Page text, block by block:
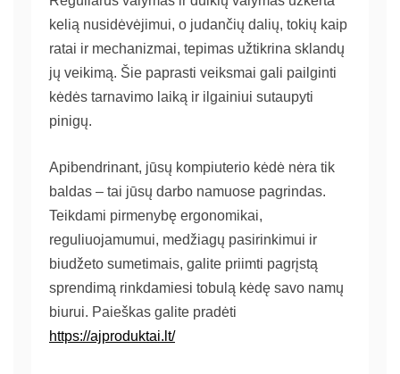
kelią nusidėvėjimui, o judančių dalių, tokių kaip
ratai ir mechanizmai, tepimas užtikrina sklandų
jų veikimą. Šie paprasti veiksmai gali pailginti
kėdės tarnavimo laiką ir ilgainiui sutaupyti
pinigų.
Apibendrinant, jūsų kompiuterio kėdė nėra tik
baldas – tai jūsų darbo namuose pagrindas.
Teikdami pirmenybę ergonomikai,
reguliuojamumui, medžiagų pasirinkimui ir
biudžeto sumetimais, galite priimti pagrįstą
sprendimą rinkdamiesi tobulą kėdę savo namų
biurui. Paieškas galite pradėti
https://ajproduktai.lt/